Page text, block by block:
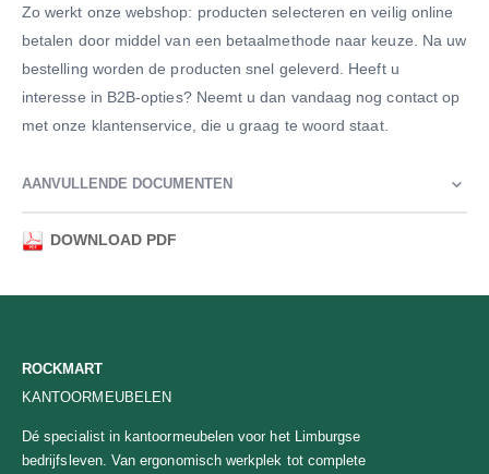
Zo werkt onze webshop: producten selecteren en veilig online
betalen door middel van een betaalmethode naar keuze. Na uw
bestelling worden de producten snel geleverd. Heeft u
interesse in B2B-opties? Neemt u dan vandaag nog contact op
met onze klantenservice, die u graag te woord staat.
AANVULLENDE DOCUMENTEN
DOWNLOAD PDF
ROCKMART
KANTOORMEUBELEN
Dé specialist in kantoormeubelen voor het Limburgse
bedrijfsleven. Van ergonomisch werkplek tot complete